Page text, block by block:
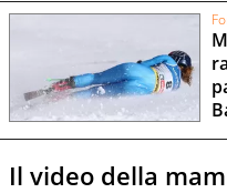
Il video della